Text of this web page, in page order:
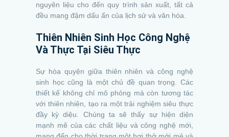
nguyên liệu cho đến quy trình sản xuất, tất cả
đều mang đậm dấu ấn của lịch sử và văn hóa.
Thiên Nhiên Sinh Học Công Nghệ
Và Thực Tại Siêu Thực
Sự hòa quyện giữa thiên nhiên và công nghệ
sinh học cũng là một chủ đề quan trọng. Các
thiết kế không chỉ mô phỏng mà còn tương tác
với thiên nhiên, tạo ra một trải nghiệm siêu thực
đầy kỳ diệu. Chúng ta sẽ thấy sự hiện diện
mạnh mẽ của các chất liệu và công nghệ mới,